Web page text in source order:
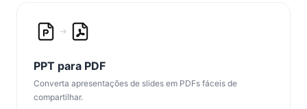
PPT para PDF
Converta apresentações de slides em PDFs fáceis de
compartilhar.